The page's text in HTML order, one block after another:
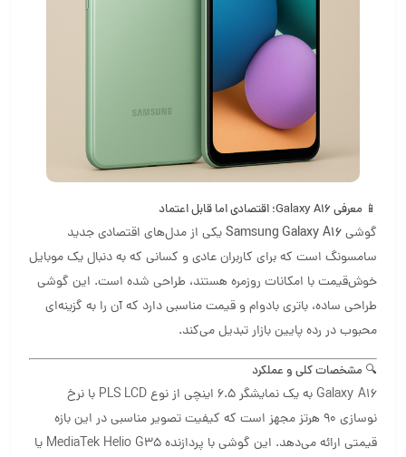
📱 معرفی Galaxy A16؛ اقتصادی اما قابل اعتماد
گوشیSamsung Galaxy A16یکی از مدل‌های اقتصادی جدید
سامسونگ است که برای کاربران عادی و کسانی که به دنبال یک موبایل
خوش‌قیمت با امکانات روزمره هستند، طراحی شده است. این گوشی
طراحی ساده، باتری بادوام و قیمت مناسبی دارد که آن را به گزینه‌ای
محبوب در رده پایین بازار تبدیل می‌کند.
🔍 مشخصات کلی و عملکرد
Galaxy A16 به یک نمایشگر 6.5 اینچی از نوع PLS LCD با نرخ
نوسازی 90 هرتز مجهز است که کیفیت تصویر مناسبی در این بازه
قیمتی ارائه می‌دهد. این گوشی با پردازنده MediaTek Helio G35 یا